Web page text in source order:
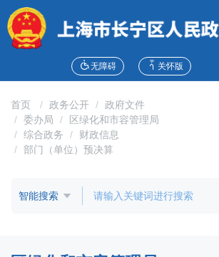
障
碍
说
无障碍 关怀版
首页 政务公开
政府文件
委办局
区绿化和市容管理局
综合政务
财政信息
部门（单位）预决算